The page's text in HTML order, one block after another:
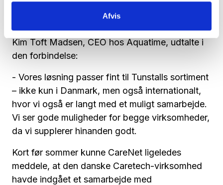
Afvis
for pleje- og sundhedspersonalet.
Kim Toft Madsen, CEO hos Aquatime, udtalte i
den forbindelse:
- Vores løsning passer fint til Tunstalls sortiment
– ikke kun i Danmark, men også internationalt,
hvor vi også er langt med et muligt samarbejde.
Vi ser gode muligheder for begge virksomheder,
da vi supplerer hinanden godt.
Kort før sommer kunne CareNet ligeledes
meddele, at den danske Caretech-virksomhed
havde indgået et samarbejde med